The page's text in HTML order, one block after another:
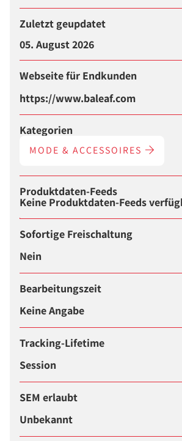
Zuletzt geupdatet
05. August 2026
Webseite für Endkunden
https://www.baleaf.com
Kategorien
MODE & ACCESSOIRES
Produktdaten-Feeds
Keine Produktdaten-Feeds
Sofortige Freischaltung
Nein
Bearbeitungszeit
Keine Angabe
Tracking-Lifetime
Session
SEM erlaubt
Unbekannt